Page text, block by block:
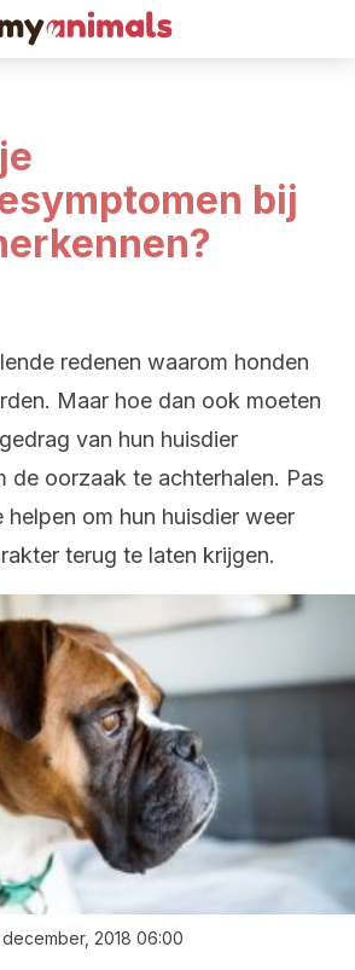
bij
redenen waarom honden
Maar hoe dan ook moeten
van hun huisdier
de oorzaak te achterhalen. Pas
helpen om hun huisdier weer
terug te laten krijgen.
december, 2018 06:00